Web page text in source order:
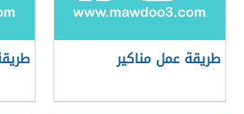
طريقة عمل مناكير